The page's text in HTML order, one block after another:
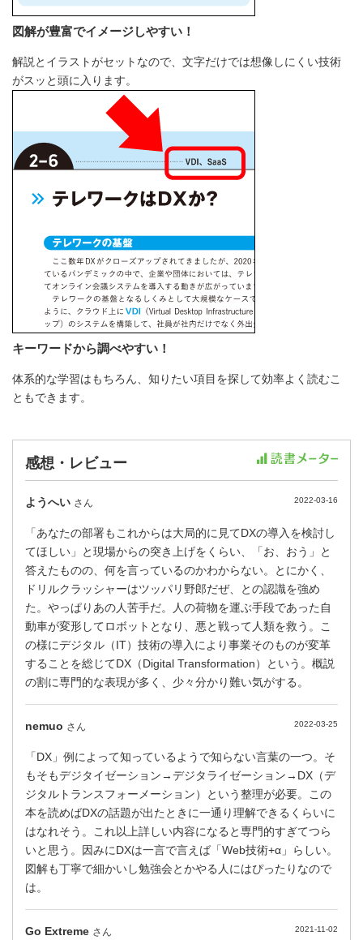
図解が豊富でイメージしやすい！
解説とイラストがセットなので、文字だけでは想像しにくい技術
がスッと頭に入ります。
キーワードから調べやすい！
体系的な学習はもちろん、知りたい項目を探して効率よく読むこ
ともできます。
感想・レビュー
ようへい さん 2022-03-16
「あなたの部署もこれからは大局的に見てDXの導入を検討し
てほしい」と現場からの突き上げをくらい、「お、おう」と
答えたものの、何を言っているのかわからない。とにかく、
ドリルクラッシャーはツッパリ野郎だぜ、との認識を強め
た。やっぱりあの人苦手だ。人の荷物を運ぶ手段であった自
動車が変形してロボットとなり、悪と戦って人類を救う。こ
の様にデジタル（IT）技術の導入により事業そのものが変革
することを総じてDX（Digital Transformation）という。概説
の割に専門的な表現が多く、少々分かり難い気がする。
nemuo さん 2022-03-25
「DX」例によって知っているようで知らない言葉の一つ。そ
もそもデジタイゼーション→デジタライゼーション→DX（デ
ジタルトランスフォーメーション）という整理が必要。この
本を読めばDXの話題が出たときに一通り理解できるくらいに
はなれそう。これ以上詳しい内容になると専門的すぎてつら
いと思う。因みにDXは一言で言えば「Web技術+α」らしい。
図解も丁寧で細かいし勉強会とかやる人にはぴったりなので
は。
Go Extreme さん 2021-11-02